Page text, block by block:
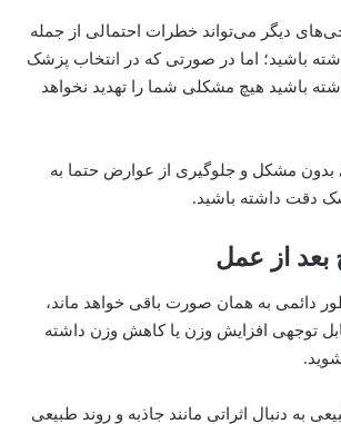
دیگر می‌تواند خطرات احتمالی از جمله
باشید؛ اما در صورتی که در انتخاب پزشک
باشید هیچ مشکلی شما را تهدید نخواهد
بدون مشکل و جلوگیری از عوارض حتما به
دقت داشته باشید.
بعد از عمل
دائمی به همان صورت باقی خواهد ماند،
توجهی افزایش وزن یا کاهش وزن داشته
شوید.
به دنبال اثراتی مانند جاذبه و روند طبیعی